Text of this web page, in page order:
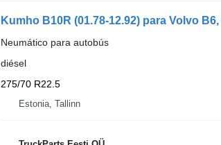
Kumho B10R (01.78-12.92) para Volvo
Neumático para autobús
diésel
275/70 R22.5
Estonia, Tallinn